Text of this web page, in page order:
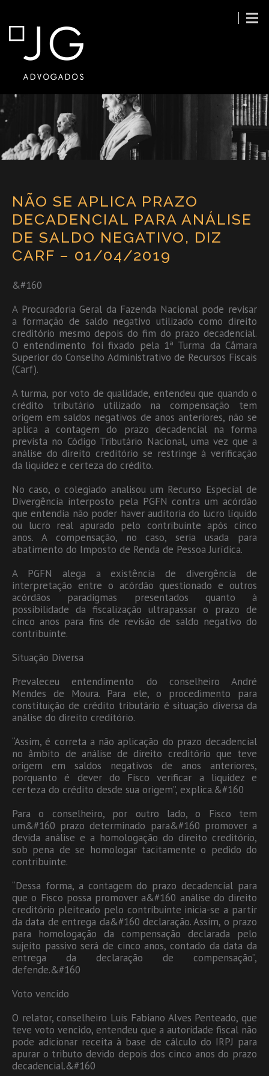
NÃO SE APLICA PRAZO
DECADENCIAL PARA ANÁLISE
DE SALDO NEGATIVO, DIZ
CARF – 01/04/2019
&#160
A Procuradoria Geral da Fazenda Nacional pode revisar
a formação de saldo negativo utilizado como direito
creditório mesmo depois do fim do prazo decadencial.
O entendimento foi fixado pela 1ª Turma da Câmara
Superior do Conselho Administrativo de Recursos Fiscais
(Carf).
A turma, por voto de qualidade, entendeu que quando o
crédito tributário utilizado na compensação tem
origem em saldos negativos de anos anteriores, não se
aplica a contagem do prazo decadencial na forma
prevista no Código Tributário Nacional, uma vez que a
análise do direito creditório se restringe à verificação
da liquidez e certeza do crédito.
No caso, o colegiado analisou um Recurso Especial de
Divergência interposto pela PGFN contra um acórdão
que entendia não poder haver auditoria do lucro líquido
ou lucro real apurado pelo contribuinte após cinco
anos. A compensação, no caso, seria usada para
abatimento do Imposto de Renda de Pessoa Jurídica.
A PGFN alega a existência de divergência de
interpretação entre o acórdão questionado e outros
acórdãos paradigmas presentados quanto à
possibilidade da fiscalização ultrapassar o prazo de
cinco anos para fins de revisão de saldo negativo do
contribuinte.
Situação Diversa
Prevaleceu entendimento do conselheiro André
Mendes de Moura. Para ele, o procedimento para
constituição de crédito tributário é situação diversa da
análise do direito creditório.
“Assim, é correta a não aplicação do prazo decadencial
no âmbito de análise de direito creditório que teve
origem em saldos negativos de anos anteriores,
porquanto é dever do Fisco verificar a liquidez e
certeza do crédito desde sua origem”, explica.&#160
Para o conselheiro, por outro lado, o Fisco tem
um&#160 prazo determinado para&#160 promover a
devida análise e a homologação do direito creditório,
sob pena de se homologar tacitamente o pedido do
contribuinte.
“Dessa forma, a contagem do prazo decadencial para
que o Fisco possa promover a&#160 análise do direito
creditório pleiteado pelo contribuinte inicia-­se a partir
da data de entrega da&#160 declaração. Assim, o prazo
para homologação da compensação declarada pelo
sujeito passivo será de cinco anos, contado da data da
entrega da declaração de compensação”,
defende.&#160
Voto vencido
O relator, conselheiro Luis Fabiano Alves Penteado, que
teve voto vencido, entendeu que a autoridade fiscal não
pode adicionar receita à base de cálculo do IRPJ para
apurar o tributo devido depois dos cinco anos do prazo
decadencial.&#160